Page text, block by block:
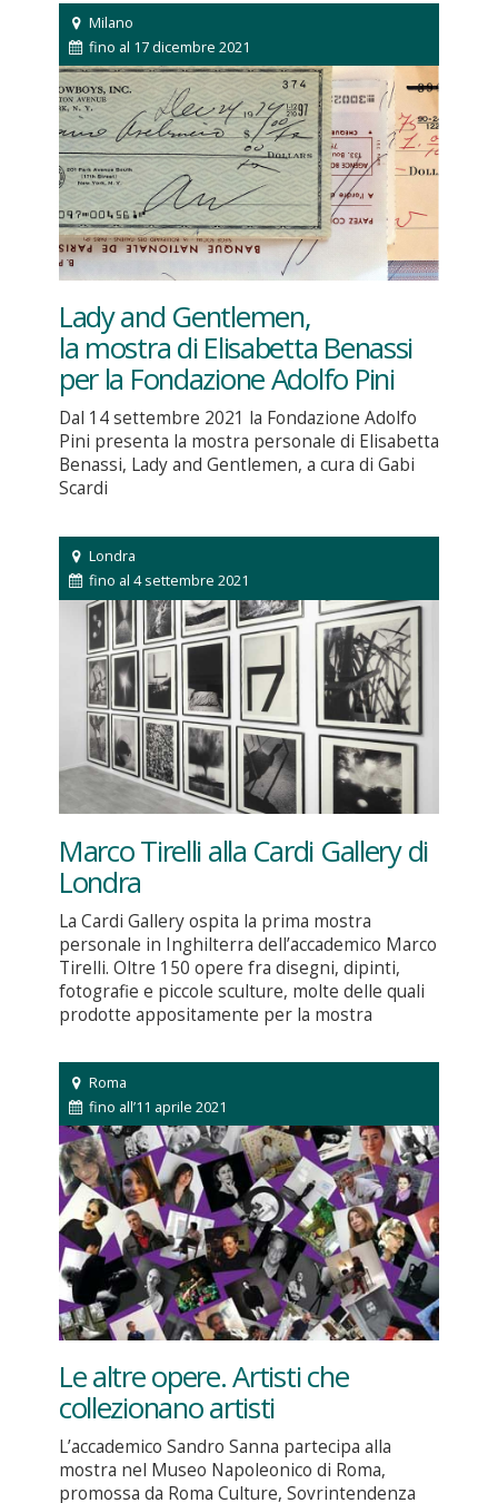
Milano
fino al 17 dicembre 2021
Lady and Gentlemen,
la mostra di Elisabetta Benassi
per la Fondazione Adolfo Pini
Dal 14 settembre 2021 la Fondazione Adolfo
Pini presenta la mostra personale di Elisabetta
Benassi, Lady and Gentlemen, a cura di Gabi
Scardi
Londra
fino al 4 settembre 2021
Marco Tirelli alla Cardi Gallery di
Londra
La Cardi Gallery ospita la prima mostra
personale in Inghilterra dell’accademico Marco
Tirelli. Oltre 150 opere fra disegni, dipinti,
fotografie e piccole sculture, molte delle quali
prodotte appositamente per la mostra
Roma
fino all’11 aprile 2021
Le altre opere. Artisti che
collezionano artisti
L’accademico Sandro Sanna partecipa alla
mostra nel Museo Napoleonico di Roma,
promossa da Roma Culture, Sovrintendenza